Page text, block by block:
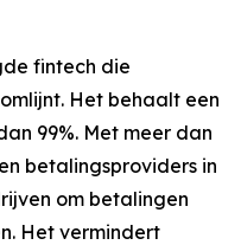
fintech die
Het behaalt een
99%. Met meer dan
betalingsproviders in
om betalingen
Het vermindert